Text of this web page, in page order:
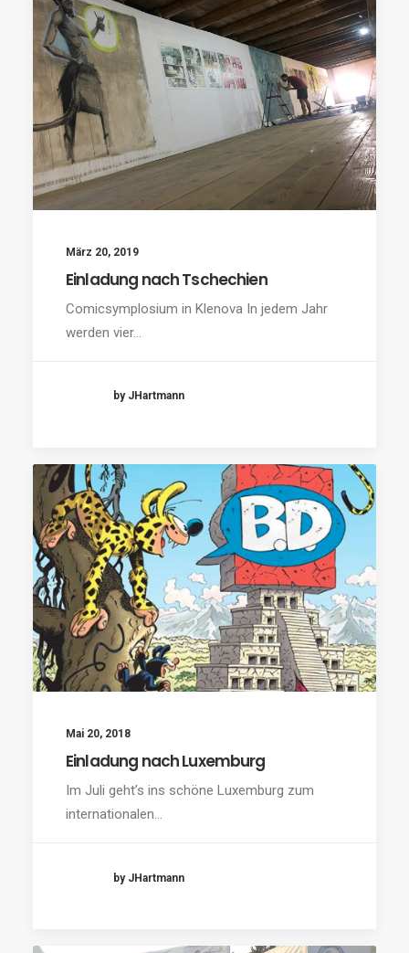
März 20, 2019
Einladung nach Tschechien
Comicsymplosium in Klenova In jedem Jahr
werden vier…
by JHartmann
Mai 20, 2018
Einladung nach Luxemburg
Im Juli geht’s ins schöne Luxemburg zum
internationalen…
by JHartmann